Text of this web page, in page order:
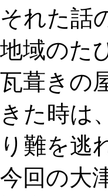
それた話
地域のた
瓦葺きの
きた時は
り難を逃
今回の大